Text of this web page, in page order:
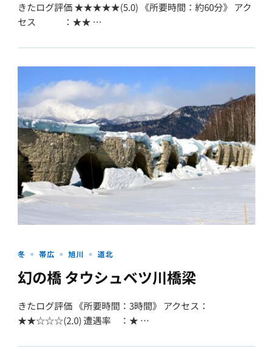
きたログ評価 ★★★★★(5.0) 《所要時間：約60分》 アク
セス ：★★ …
冬 帯広 旭川 道北
幻の橋 タウシュベツ川橋梁
きたログ評価 《所要時間：3時間》 アクセス：
★★☆☆☆(2.0) 遭遇率 ：★ …